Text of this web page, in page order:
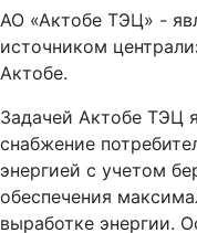
АО «Актобе ТЭЦ» -
источником
Актобе.
Задачей Актобе ТЭЦ
снабжение
энергией с учетом
обеспечения
выработке энергии.